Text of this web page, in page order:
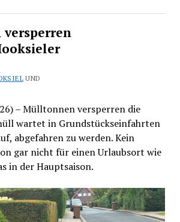
UND
– Mülltonnen versperren die
wartet in Grundstückseinfahrten
abgefahren zu werden. Kein
gar nicht für einen Urlaubsort wie
in der Hauptsaison.